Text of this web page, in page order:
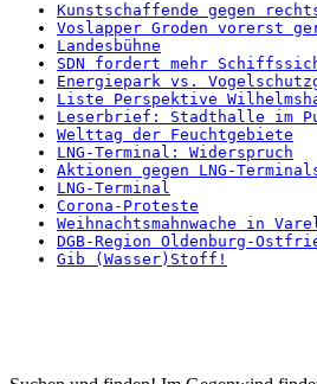
Kunstschaffende gegen
Voslapper Groden vorerst
Landesbühne
SDN fordert mehr
Energiepark vs.
Liste Perspektive
Leserbrief: Stadthalle im
Welttag der Feuchtgebiete
LNG-Terminal: Widerspruch
Aktionen gegen LNG-
LNG-Terminal
Corona-Proteste
Weihnachtsmahnwache in
DGB-Region Oldenburg-
Gib (Wasser)Stoff!